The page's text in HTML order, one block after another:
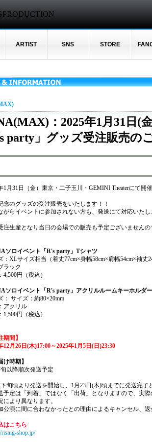
ARTIST SNS STORE
：2025年1月31日(
party」グッズ受注販売の
1月31日（金）東京・二子玉川・GEMINI Theaterにて
念のグッズの受注販売をいたします！！
がらイベントに参加されない方も、発送にて対応いたし
注生産となり当日の会場での販売も予定ございません
ソロイベント「R's party」Tシャツ
：XLサイズ相当（着丈77cm×身幅58cm×肩幅54cm×袖丈
ラック
4,500円（税込）
ソロイベント「R's party」アクリルルームキーホルダー
： サイズ：約80×20mm
アクリル
1,500円（税込）
期間】
12月26日(木)17:00～2025年1月5日(日)23:30
け時期】
以降順次発送予定
旬頃より発送を開始し、1月23日(木)頃までに発送完了
予定は「到着」ではなく「出荷」となりますので、実
により異なります。
演に間に合わなかったとの理由によるキャンセル、返
はこちら
rising-shop.jp/